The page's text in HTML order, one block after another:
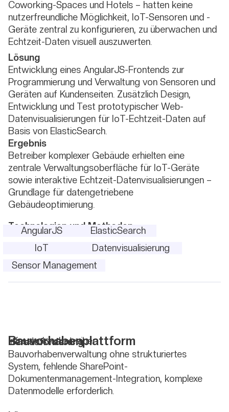
Coworking-Spaces und Hotels – hatten keine
nutzerfreundliche Möglichkeit, IoT-Sensoren und -
Geräte zentral zu konfigurieren, zu überwachen und
Echtzeit-Daten visuell auszuwerten.
Lösung
Entwicklung eines AngularJS-Frontends zur
Programmierung und Verwaltung von Sensoren und
Geräten auf Kundenseiten. Zusätzlich Design,
Entwicklung und Test prototypischer Web-
Datenvisualisierungen für IoT-Echtzeit-Daten auf
Basis von ElasticSearch.
Ergebnis
Betreiber komplexer Gebäude erhielten eine
zentrale Verwaltungsoberfläche für IoT-Geräte
sowie interaktive Echtzeit-Datenvisualisierungen –
Grundlage für datengetriebene
Gebäudeoptimierung.
Technologien und Methoden
AngularJS
ElasticSearch
IoT
Datenvisualisierung
Sensor Management
Bauvorhabenplattform
Infrastrukturbetreiber
Herausforderung
Bauvorhabenverwaltung ohne strukturiertes
System, fehlende SharePoint-
Dokumentenmanagement-Integration, komplexe
Datenmodelle erforderlich.